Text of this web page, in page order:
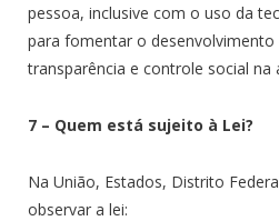
pessoa, inclusive com o uso da
para fomentar o desenvolvimento
transparência e controle social na
7 – Quem está sujeito à Lei?
Na União, Estados, Distrito
observar a lei: